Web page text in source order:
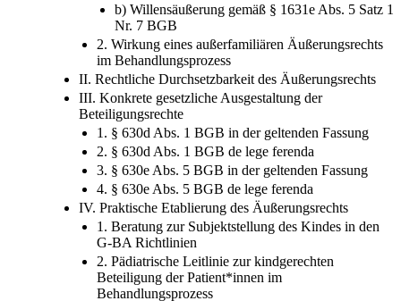
b) Willensäußerung gemäß § 1631e Abs. 5 Satz 1
Nr. 7 BGB
2. Wirkung eines außerfamiliären Äußerungsrechts
im Behandlungsprozess
II. Rechtliche Durchsetzbarkeit des Äußerungsrechts
III. Konkrete gesetzliche Ausgestaltung der
Beteiligungsrechte
1. § 630d Abs. 1 BGB in der geltenden Fassung
2. § 630d Abs. 1 BGB de lege ferenda
3. § 630e Abs. 5 BGB in der geltenden Fassung
4. § 630e Abs. 5 BGB de lege ferenda
IV. Praktische Etablierung des Äußerungsrechts
1. Beratung zur Subjektstellung des Kindes in den
G-BA Richtlinien
2. Pädiatrische Leitlinie zur kindgerechten
Beteiligung der Patient*innen im
Behandlungsprozess